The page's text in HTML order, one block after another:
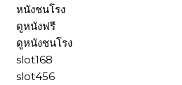
หนังชนโรง
ดูหนังฟรี
ดูหนังชนโรง
slot168
slot456